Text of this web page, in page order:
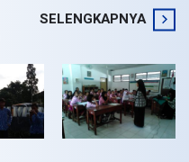
SELENGKAPNYA